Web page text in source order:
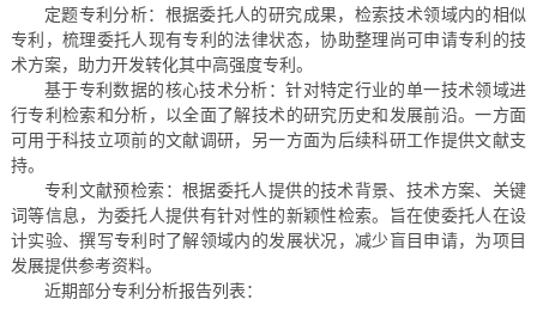
定题专利分析：根据委托人的研究成果，检索技术领域内的相似
专利，梳理委托人现有专利的法律状态，协助整理尚可申请专利的技
术方案，助力开发转化其中高强度专利。
基于专利数据的核心技术分析：针对特定行业的单一技术领域进
行专利检索和分析，以全面了解技术的研究历史和发展前沿。一方面
可用于科技立项前的文献调研，另一方面为后续科研工作提供文献支
持。
专利文献预检索：根据委托人提供的技术背景、技术方案、关键
词等信息，为委托人提供有针对性的新颖性检索。旨在使委托人在设
计实验、撰写专利时了解领域内的发展状况，减少盲目申请，为项目
发展提供参考资料。
近期部分专利分析报告列表：